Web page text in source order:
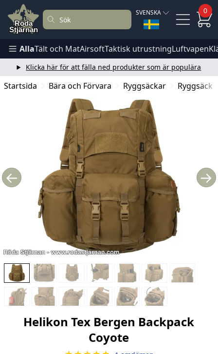
SVENSKA 0
AllaTält och MatAirsoftTaktisk utrustningLuftvapen
Klicka här för att fälla ned produkter som är populära
Startsida Bära och Förvara Ryggsäckar Ryggsäck
← →
Helikon Tex Bergen Backpack
Coyote